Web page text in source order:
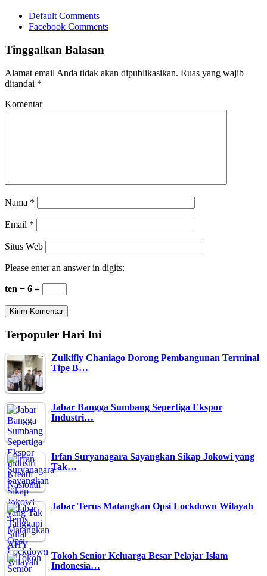
Default Comments
Facebook Comments
Tinggalkan Balasan
Alamat email Anda tidak akan dipublikasikan. Ruas yang wajib
ditandai *
Komentar
Nama *
Email *
Situs Web
Please enter an answer in digits:
ten − 6 =
Terpopuler Hari Ini
Zulkifly Chaniago Dorong Pembangunan Terminal
Tipe B…
Jabar Bangga Sumbang Sepertiga Ekspor
Industri…
Irfan Suryanagara Sayangkan Sikap Jokowi yang
Tak…
Jabar Terus Matangkan Opsi Lockdown Wilayah
Tokoh Senior Keluarga Besar Pelajar Islam
Indonesia…